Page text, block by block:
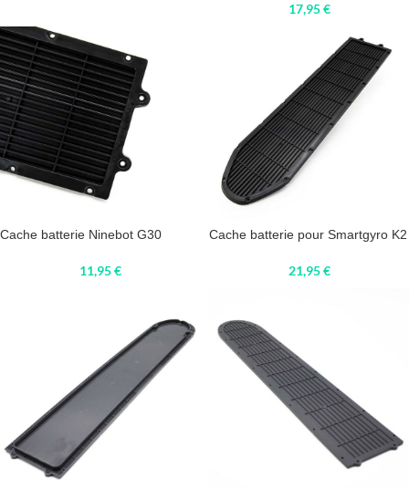
17,95€
Cache batterie Ninebot G30
11,95€
Cache batterie pour Smartgyro K2
21,95€